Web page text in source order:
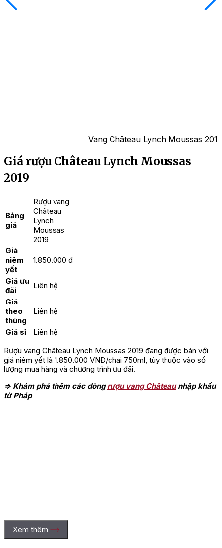
Vang Château Lynch Moussas
Giá rượu Château Lynch Moussas
2019
Bảng
giá
Rượu vang
Château
Lynch
Moussas
2019
Giá
niêm
yết
1.850.000 đ
Giá ưu
đãi
Liên hệ
Giá
theo
thùng
Liên hệ
Giá sỉ
Liên hệ
Rượu vang Château Lynch Moussas 2019 đang được bán với
giá niêm yết là 1.850.000 VNĐ/chai 750ml, tùy thuộc vào số
lượng mua hàng và chương trình ưu đãi.
=> Khám phá thêm các dòngrượu vang Châteaunhập khẩu
từ Pháp
Xem thêm